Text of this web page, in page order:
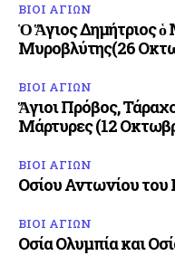
ΒΙΟΙ ΑΓΙΩΝ
Ὁ Ἅγιος Δημήτριος
Μυροβλύτης(26
ΒΙΟΙ ΑΓΙΩΝ
Ἅγιοι Πρόβος,
Μάρτυρες (12
ΒΙΟΙ ΑΓΙΩΝ
Οσίου Αντωνίου
ΒΙΟΙ ΑΓΙΩΝ
Οσία Ολυμπία και